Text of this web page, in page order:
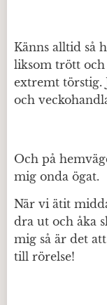
Känns alltid så
liksom trött och
extremt törstig.
och
Och på
mig onda ögat.
När vi ätit
dra ut och åka
mig så är det
till rörelse!